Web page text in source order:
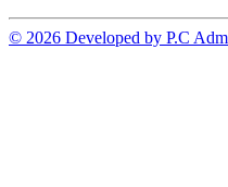
© 2026 Developed by P.C